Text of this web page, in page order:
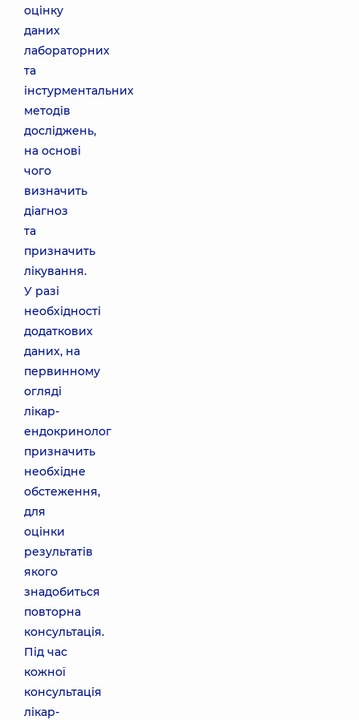
оцінку
даних
лабораторних
та
інстурментальних
методів
досліджень,
на основі
чого
визначить
діагноз
та
призначить
лікування.
У разі
необхідності
додаткових
даних, на
первинному
огляді
лікар-
ендокринолог
призначить
необхідне
обстеження,
для
оцінки
результатів
якого
знадобиться
повторна
консультація.
Під час
кожної
консультація
лікар-